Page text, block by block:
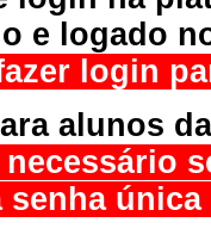
e logado
login
alunos